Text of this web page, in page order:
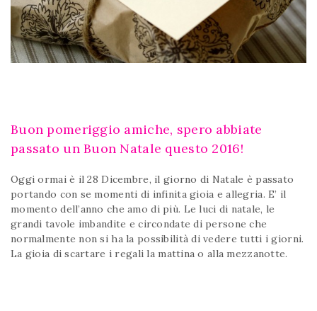
Buon pomeriggio amiche, spero abbiate
passato un Buon Natale questo 2016!
Oggi ormai è il 28 Dicembre, il giorno di Natale è passato
portando con se momenti di infinita gioia e allegria. E’ il
momento dell’anno che amo di più. Le luci di natale, le
grandi tavole imbandite e circondate di persone che
normalmente non si ha la possibilità di vedere tutti i giorni.
La gioia di scartare i regali la mattina o alla mezzanotte.